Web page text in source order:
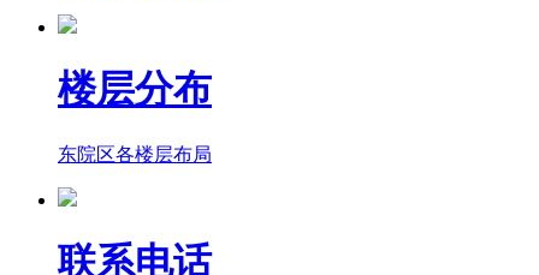
楼层分布
东院区各楼层布局
联系电话